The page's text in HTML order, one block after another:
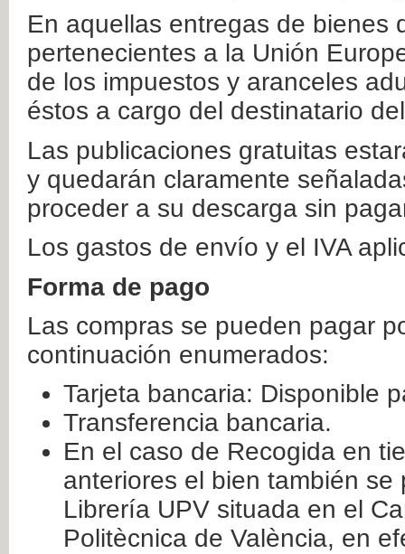
En aquellas entregas de bienes
pertenecientes a la Unión
de los impuestos y aranceles
éstos a cargo del destinatario
Las publicaciones gratuitas
y quedarán claramente
proceder a su descarga sin
Los gastos de envío y el IVA
Forma de pago
Las compras se pueden pagar
continuación enumerados:
Tarjeta bancaria: Disponible
Transferencia bancaria.
En el caso de Recogida en
anteriores el bien también
Librería UPV situada en el
Politècnica de València, en